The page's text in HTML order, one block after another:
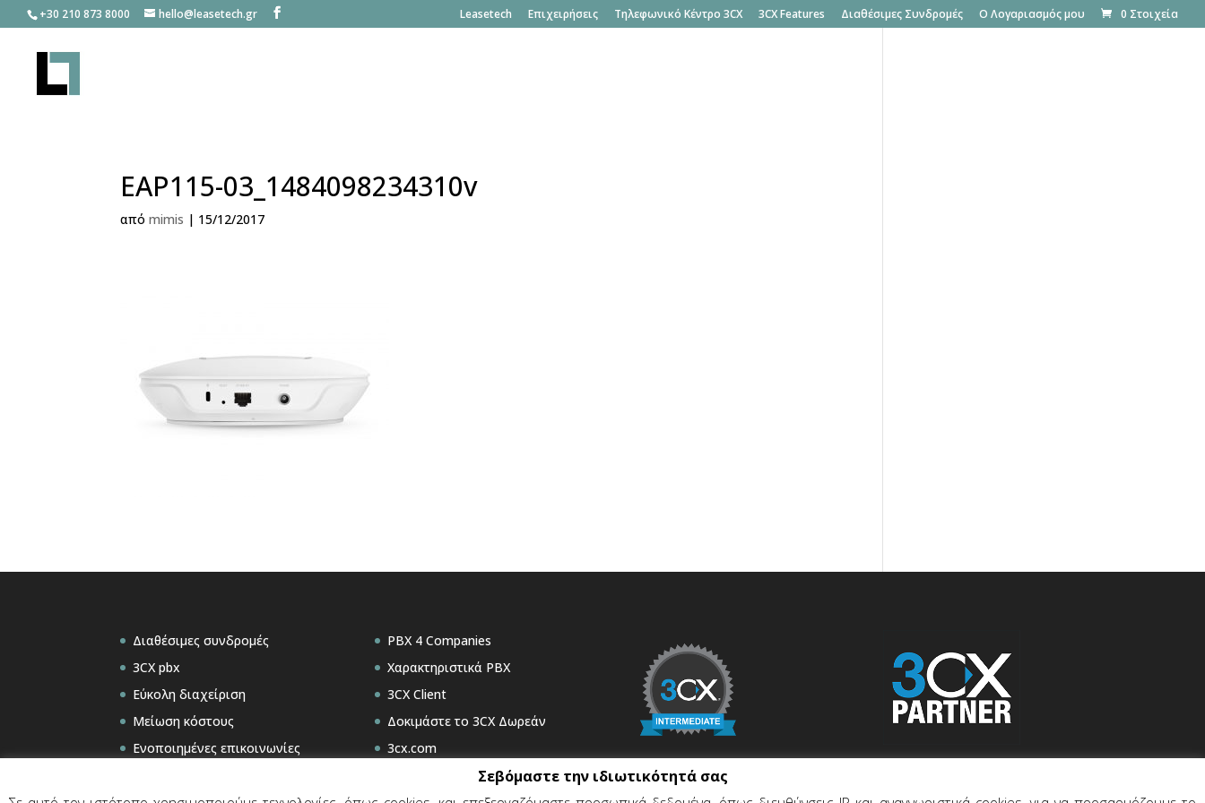
+30 210 873 8000 hello@leasetech.gr Leasetech Επιχειρήσεις Τηλεφωνικό Κέντρο 3CX 3CX Features Διαθέσιμες Συνδρομές Ο Λογαριασμός μου 0 Στοιχεία
EAP115-03_1484098234310v
απόmimis | 15/12/2017
Διαθέσιμες συνδρομές
3CX pbx
Εύκολη διαχείριση
Μείωση κόστους
Ενοποιημένες επικοινωνίες
PBX 4 Companies
Χαρακτηριστικά PBX
3CX Client
Δοκιμάστε το 3CX Δωρεάν
3cx.com
Σεβόμαστε την ιδιωτικότητά σας